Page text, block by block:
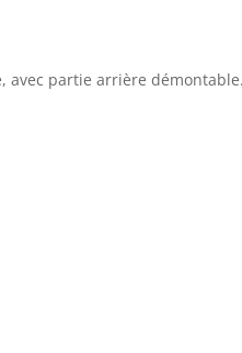
avec partie arrière